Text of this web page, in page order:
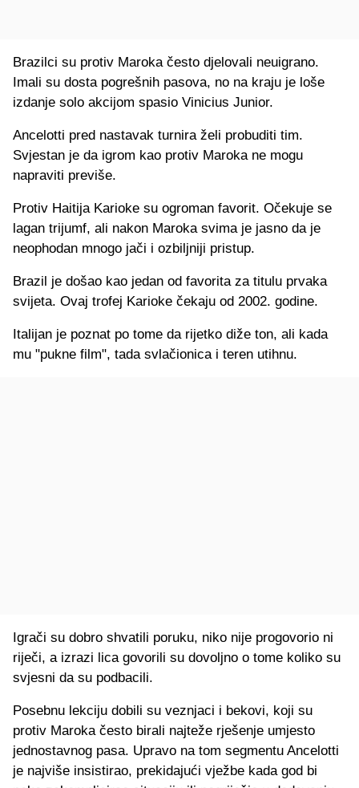
Brazilci su protiv Maroka često djelovali neuigrano.
Imali su dosta pogrešnih pasova, no na kraju je loše
izdanje solo akcijom spasio Vinicius Junior.
Ancelotti pred nastavak turnira želi probuditi tim.
Svjestan je da igrom kao protiv Maroka ne mogu
napraviti previše.
Protiv Haitija Karioke su ogroman favorit. Očekuje se
lagan trijumf, ali nakon Maroka svima je jasno da je
neophodan mnogo jači i ozbiljniji pristup.
Brazil je došao kao jedan od favorita za titulu prvaka
svijeta. Ovaj trofej Karioke čekaju od 2002. godine.
Italijan je poznat po tome da rijetko diže ton, ali kada
mu "pukne film", tada svlačionica i teren utihnu.
Igrači su dobro shvatili poruku, niko nije progovorio ni
riječi, a izrazi lica govorili su dovoljno o tome koliko su
svjesni da su podbacili.
Posebnu lekciju dobili su veznjaci i bekovi, koji su
protiv Maroka često birali najteže rješenje umjesto
jednostavnog pasa. Upravo na tom segmentu Ancelotti
je najviše insistirao, prekidajući vježbe kada god bi